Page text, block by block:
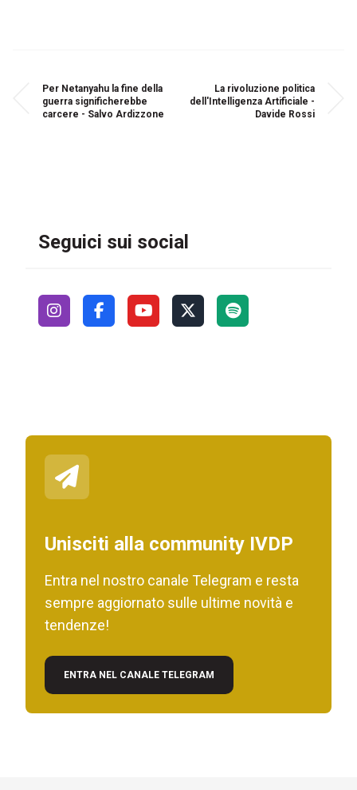
Per Netanyahu la fine della
guerra significherebbe
carcere - Salvo Ardizzone
La rivoluzione politica
dell'Intelligenza Artificiale -
Davide Rossi
Seguici sui social
Unisciti alla community IVDP
Entra nel nostro canale Telegram e resta
sempre aggiornato sulle ultime novità e
tendenze!
ENTRA NEL CANALE TELEGRAM